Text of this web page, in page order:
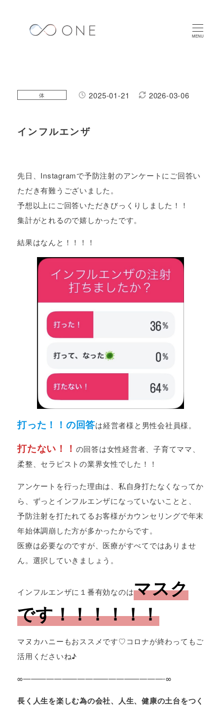
MENU
インフルエンザ
投稿日2025-01-21 更新日2026-03-06
カテゴリー
体
先日、Instagramで予防注射のアンケートにご回答い
ただき有難うございました。
予想以上にご回答いただきびっくりしました！！
集計がとれるので嬉しかったです。
結果はなんと！！！！
打った！！の回答は経営者様と男性会社員様。
打たない！！ の回答は女性経営者、子育てママ、
柔整、セラピストの業界女性でした！！
アンケートを行った理由は、私自身打たなくなってか
ら、ずっとインフルエンザになっていないことと、
予防注射を打たれてるお客様がカウンセリングで年末
年始体調崩した方が多かったからです。
医療は必要なのですが、医療がすべてではありませ
ん。選択していきましょう。
インフルエンザに１番有効なのはマスク
です！！！！！！
マヌカハニーもおススメです♡コロナが終わってもご
活用くださいね♪
∞——————————————————-∞
長く人生を楽しむ為の会社、人生、健康の土台をつく